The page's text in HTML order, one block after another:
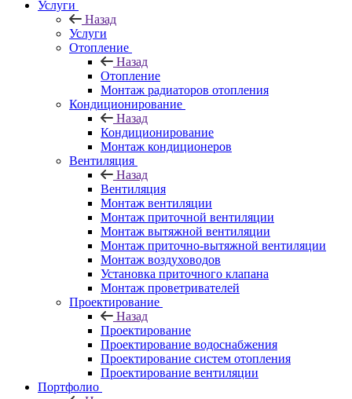
Услуги
Назад
Услуги
Отопление
Назад
Отопление
Монтаж радиаторов отопления
Кондиционирование
Назад
Кондиционирование
Монтаж кондиционеров
Вентиляция
Назад
Вентиляция
Монтаж вентиляции
Монтаж приточной вентиляции
Монтаж вытяжной вентиляции
Монтаж приточно-вытяжной вентиляции
Монтаж воздуховодов
Установка приточного клапана
Монтаж проветривателей
Проектирование
Назад
Проектирование
Проектирование водоснабжения
Проектирование систем отопления
Проектирование вентиляции
Портфолио